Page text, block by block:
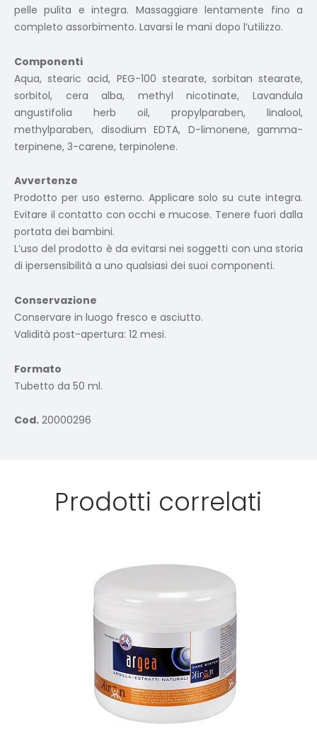
pelle pulita e integra. Massaggiare lentamente fino a
completo assorbimento. Lavarsi le mani dopo l’utilizzo.
Componenti
Aqua, stearic acid, PEG-100 stearate, sorbitan stearate,
sorbitol, cera alba, methyl nicotinate, Lavandula
angustifolia herb oil, propylparaben, linalool,
methylparaben, disodium EDTA, D-limonene, gamma-
terpinene, 3-carene, terpinolene.
Avvertenze
Prodotto per uso esterno. Applicare solo su cute integra.
Evitare il contatto con occhi e mucose. Tenere fuori dalla
portata dei bambini.
L’uso del prodotto è da evitarsi nei soggetti con una storia
di ipersensibilità a uno qualsiasi dei suoi componenti.
Conservazione
Conservare in luogo fresco e asciutto.
Validità post-apertura: 12 mesi.
Formato
Tubetto da 50 ml.
Cod. 20000296
Prodotti correlati